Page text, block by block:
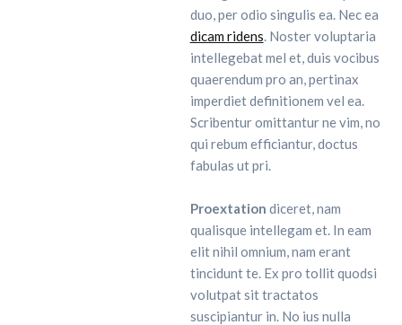
duo, per odio singulis ea. Nec ea
dicam ridens. Noster voluptaria
intellegebat mel et, duis vocibus
quaerendum pro an, pertinax
imperdiet definitionem vel ea.
Scribentur omittantur ne vim, no
qui rebum efficiantur, doctus
fabulas ut pri.
Proextation diceret, nam
qualisque intellegam et. In eam
elit nihil omnium, nam erant
tincidunt te. Ex pro tollit quodsi
volutpat sit tractatos
suscipiantur in. No ius nulla